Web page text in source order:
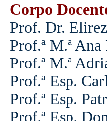
Corpo
Prof. Dr.
Prof.ª M.ªAna
Prof.ª M.ª
Prof.ª Esp.
Prof.ª Esp.
Prof.ª Esp.